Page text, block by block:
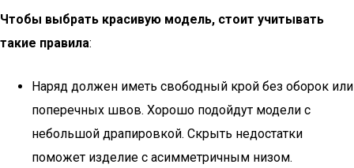
Чтобы выбрать красивую модель, стоит учитывать
такие правила:
Наряд должен иметь свободный крой без оборок или
поперечных швов. Хорошо подойдут модели с
небольшой драпировкой. Скрыть недостатки
поможет изделие с асимметричным низом.